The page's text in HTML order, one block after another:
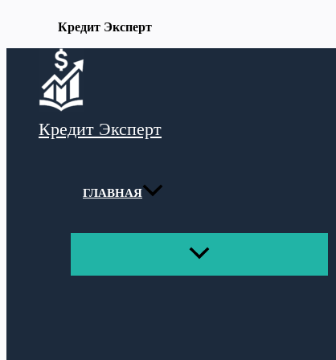
Кредит Эксперт
содержимому
Кредит Эксперт
ГЛАВНАЯ
ПЕРЕКЛЮЧАТЕЛЬ